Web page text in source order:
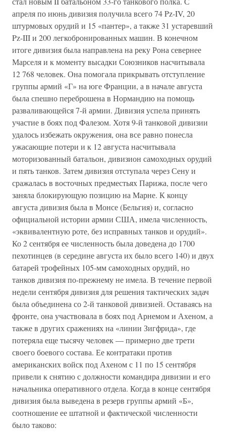
апреля по июнь дивизия получила всего 74 Pz-IV, 20
штурмовых орудий и 15 «пантер», а также 31 устаревший
Pz-III и 200 легкобронированных машин. В конечном
итоге дивизия была направлена на реку Рона севернее
Марселя и к моменту высадки Союзников насчитывала
12 768 человек. Она помогала прикрывать отступление
группы армий «Г» на юге Франции, а в начале августа
была спешно переброшена в Нормандию на помощь
разваливающейся 7-й армии. Дивизия успела принять
участие в боях под Фалезом. Хотя 9-й танковой дивизии
удалось избежать окружения, она все равно понесла
ужасающие потери и к 12 августа насчитывала
моторизованный батальон, дивизион самоходных орудий
и пять танков. Затем дивизия отступала через Сену и
сражалась в восточных предместьях Парижа, после чего
заняла блокирующую позицию на Марне. К концу
августа дивизия была в Монсе (Бельгия) и, согласно
официальной истории армии США, имела численность,
«эквивалентную роте, без исправных танков и орудий».
Ко 2 сентября ее численность была доведена до 1700
пехотинцев (в середине августа их было всего 140) и двух
батарей трофейных 105-мм самоходных орудий, но
танков дивизия по-прежнему не имела. В течение первой
недели сентября дивизия для решения тактических задач
была объединена со 2-й танковой дивизией. Оставаясь на
фронте, она участвовала в боях под Арнемом и Ахеном, а
также в других сражениях на «линии Зигфрида», где
потеряла еще тысячу человек — примерно две трети
своего боевого состава. Ее контратаки против
американских войск под Ахеном с 11 по 15 сентября
привели к снятию с должности командира дивизии и его
начальника оперативного отдела. Когда в конце сентября
дивизия была выведена в резерв группы армий «Б»,
соотношение ее штатной и фактической численности
было таково: